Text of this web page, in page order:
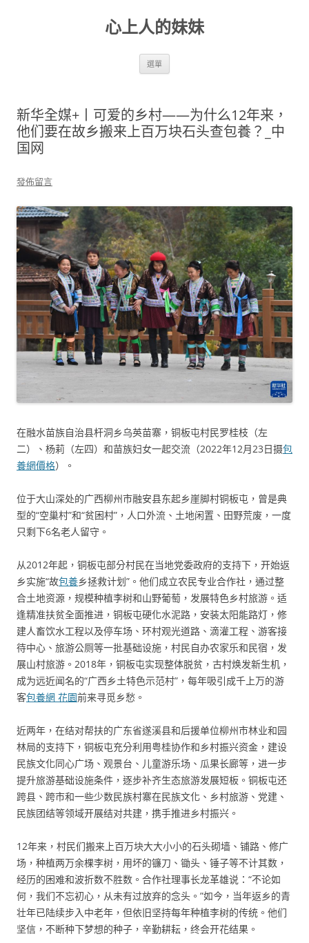
心上人的妹妹
選單
新华全媒+丨可爱的乡村——为什么12年来，
他们要在故乡搬来上百万块石头查包養？_中
国网
發佈留言
在融水苗族自治县杆洞乡乌英苗寨，铜板屯村民罗桂枝（左
二）、杨莉（左四）和苗族妇女一起交流（2022年12月23日摄包
養網價格）。
位于大山深处的广西柳州市融安县东起乡崖脚村铜板屯，曾是典
型的“空巢村”和“贫困村”，人口外流、土地闲置、田野荒废，一度
只剩下6名老人留守。
从2012年起，铜板屯部分村民在当地党委政府的支持下，开始返
乡实施“故包養乡拯救计划”。他们成立农民专业合作社，通过整
合土地资源，规模种植李树和山野葡萄，发展特色乡村旅游。适
逢精准扶贫全面推进，铜板屯硬化水泥路，安装太阳能路灯，修
建人畜饮水工程以及停车场、环村观光道路、滴灌工程、游客接
待中心、旅游公厕等一批基础设施，村民自办农家乐和民宿，发
展山村旅游。2018年，铜板屯实现整体脱贫，古村焕发新生机，
成为远近闻名的“广西乡土特色示范村”，每年吸引成千上万的游
客包養網 花園前来寻觅乡愁。
近两年，在结对帮扶的广东省遂溪县和后援单位柳州市林业和园
林局的支持下，铜板屯充分利用粤桂协作和乡村振兴资金，建设
民族文化同心广场、观景台、儿童游乐场、瓜果长廊等，进一步
提升旅游基础设施条件，逐步补齐生态旅游发展短板。铜板屯还
跨县、跨市和一些少数民族村寨在民族文化、乡村旅游、党建、
民族团结等领域开展结对共建，携手推进乡村振兴。
12年来，村民们搬来上百万块大大小小的石头砌墙、铺路、修广
场，种植两万余棵李树，用坏的镰刀、锄头、锤子等不计其数，
经历的困难和波折数不胜数。合作社理事长龙革雄说：“不论如
何，我们不忘初心，从未有过放弃的念头。”如今，当年返乡的青
壮年已陆续步入中老年，但依旧坚持每年种植李树的传统。他们
坚信，不断种下梦想的种子，辛勤耕耘，终会开花结果。